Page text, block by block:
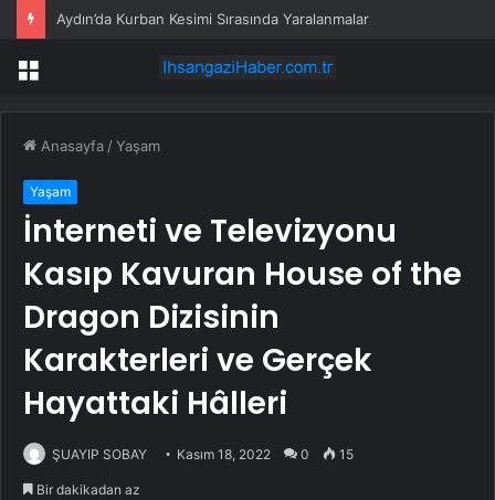
Aydın’da Kurban Kesimi Sırasında Yaralanmalar
Menü
Anasayfa /Yaşam
Yaşam
İnterneti ve Televizyonu
Kasıp Kavuran House of the
Dragon Dizisinin
Karakterleri ve Gerçek
Hayattaki Hâlleri
ŞUAYIP SOBAY Kasım 18, 2022 0 15
Bir dakikadan az